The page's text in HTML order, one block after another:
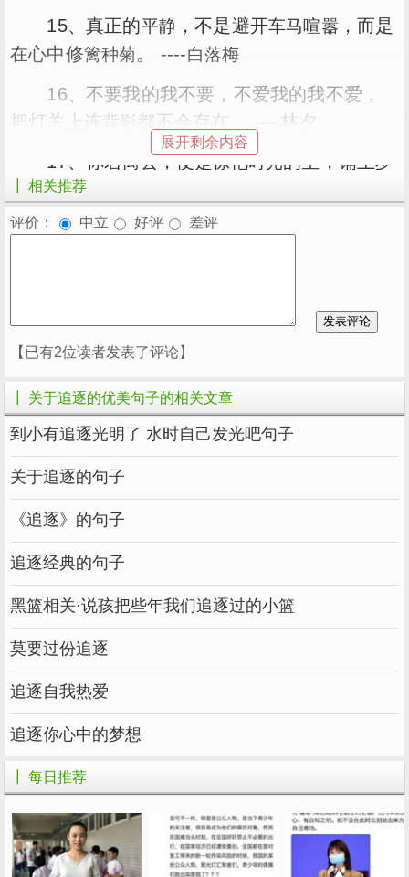
15、真正的平静 ，不是避开车马喧嚣，而是
在心中修篱种菊。 ----白落梅
16、不要我的我不要，不爱我的我不爱，
把灯关上连 背影 都不会存在。 ----林夕
17、你若 离去，便是惊艳时光的尘，铺上岁
月 ，爱厌离愁似曾伤。
你若归来，便是温柔岁月的人，灭了时光，许你
19、善生， 你会怎么去
如果那个人， 与之分开之后，依旧喜欢他，惦
念他，那么他与你的生命是血肉相关的。 ----
妮宝贝
20、结尽同心缔尽缘，此生虽短意
措
21、宠辱不惊，看庭前花开花落；去留无
意，望天上云卷云舒。 ----洪应明
22、不乱于心，不困于情。不畏将来，不念
过往。如此，
23、你是我的sunshine，是我想
不了的阳光
24、从明天起，做一个 幸福
的人
喂马、劈柴，周游世界
从明天起，关心 粮食和蔬菜
展开剩余内容
┃ 相关推荐
评价： 中立 好评 差评
【已有2位读者发表了评论】
┃ 关于追逐的优美句子的相关文章
到小有追逐光明了 水时自己发光吧句子
关于追逐的句子
《追逐》的句子
追逐经典的句子
黑篮相关·说孩把些年我们追逐过的小篮
莫要过份追逐
追逐自我热爱
追逐你心中的梦想
┃ 每日推荐